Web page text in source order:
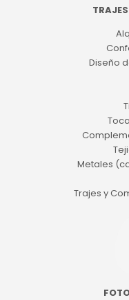
Diseño
Metales
Trajes y